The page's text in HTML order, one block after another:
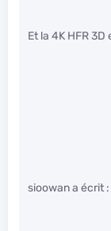
Et la 4K HFR
sioowan a écrit :